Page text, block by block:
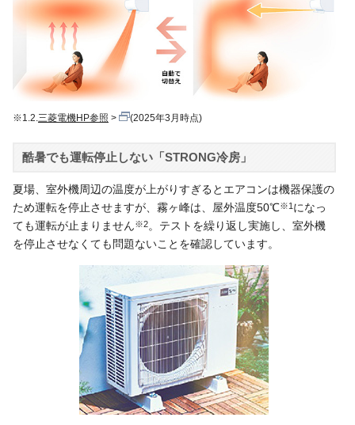
※1.2. 三菱電機HP参照 (2025年3月時点)
酷暑でも運転停止しない「STRONG冷房」
夏場、室外機周辺の温度が上がりすぎるとエアコンは機器保護の
ため運転を停止させますが、霧ヶ峰は、屋外温度50℃※1 になっ
ても運転が止まりません※2。テストを繰り返し実施し、室外機
を停止させなくても問題ないことを確認しています。